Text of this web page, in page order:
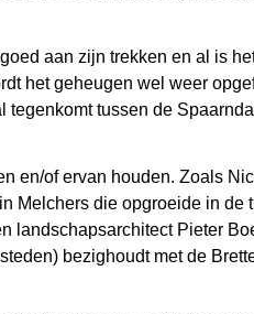
aan zijn trekken en al is
het geheugen wel weer
tussen de
en/of ervan houden. Zoals
Melchers die opgroeide in de
landschapsarchitect Pieter
bezighoudt met de